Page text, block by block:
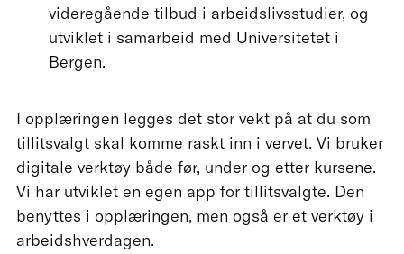
videregående tilbud i arbeidslivsstudier, og
utviklet i samarbeid med Universitetet i
Bergen.
I opplæringen legges det stor vekt på at du som
tillitsvalgt skal komme raskt inn i vervet. Vi bruker
digitale verktøy både før, under og etter kursene.
Vi har utviklet en egen app for tillitsvalgte. Den
benyttes i opplæringen, men også er et verktøy i
arbeidshverdagen.